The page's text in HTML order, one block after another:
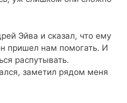
Эйва и сказал, что ему
пришел нам помогать. И
распутывать.
заметил рядом меня